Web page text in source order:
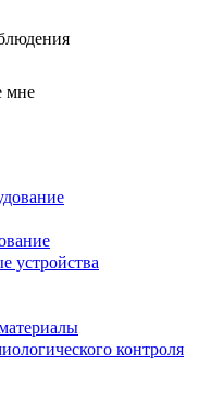
мне
устройства
контроля